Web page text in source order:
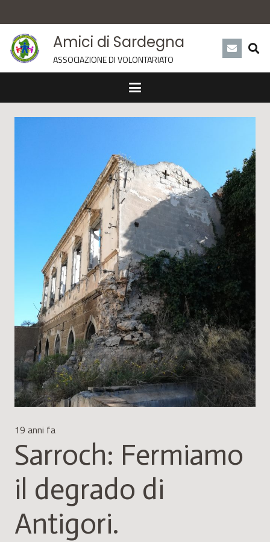
Amici di Sardegna
ASSOCIAZIONE DI VOLONTARIATO
19 anni fa
Sarroch: Fermiamo
il degrado di
Antigori.